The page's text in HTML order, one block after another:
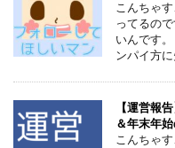
こんちゃ
ってるの
いんです
ンパイ方
【運営報
＆年末年
こんちゃ